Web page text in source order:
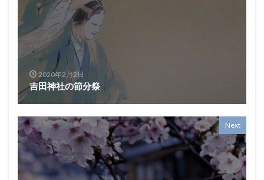
2020年2月2日
吉田神社の節分祭
Next